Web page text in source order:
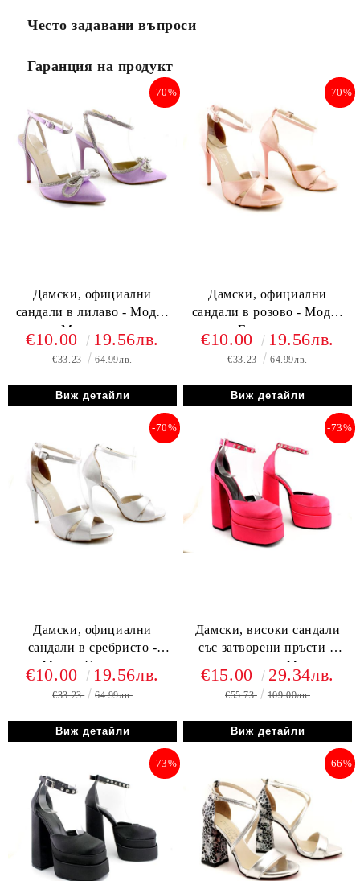
Често задавани въпроси
Гаранция на продукт
Дамски, официални
сандали в лилаво - Модел
Магнолия.
-70%
€10.00 19.56лв.
€33.23 64.99лв.
Виж детайли
Дамски, официални
сандали в розово - Модел
Гардения.
-70%
€10.00 19.56лв.
€33.23 64.99лв.
Виж детайли
Дамски, официални
сандали в сребристо -
Модел Гардения.
-70%
€10.00 19.56лв.
€33.23 64.99лв.
Виж детайли
Дамски, високи сандали
със затворени пръсти в
цикламено - Модел
Хризантема.
-73%
€15.00 29.34лв.
€55.73 109.00лв.
Виж детайли
-73% -66%